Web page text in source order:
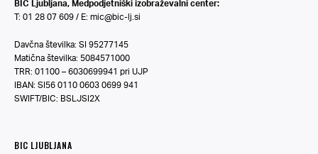
BIC Ljubljana, Medpodjetniški izobraževalni center:
T: 01 28 07 609 / E: mic@bic-lj.si
Davčna številka: SI 95277145
Matična številka: 5084571000
TRR: 01100 – 6030699941 pri UJP
IBAN: SI56 0110 0603 0699 941
SWIFT/BIC: BSLJSI2X
BIC LJUBLJANA